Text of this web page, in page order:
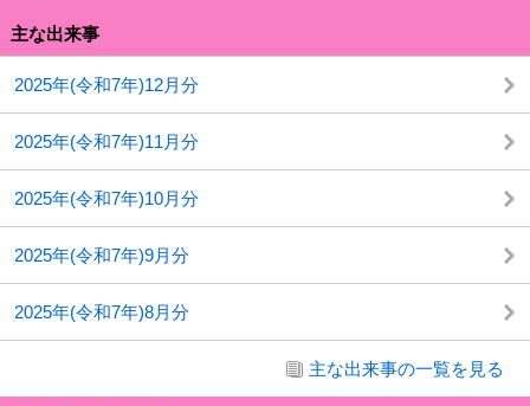
主な出来事
2025年(令和7年)12月分
2025年(令和7年)11月分
2025年(令和7年)10月分
2025年(令和7年)9月分
2025年(令和7年)8月分
主な出来事の一覧を見る